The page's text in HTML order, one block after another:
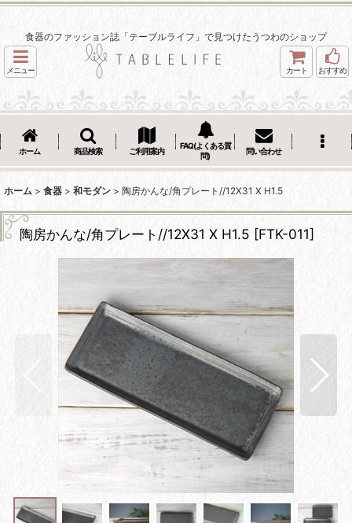
食器のファッション誌「テーブルライフ」で見つけたうつわのショップ
メニュー カート おすすめ
ホーム 商品検索 ご利用案内
FAQ(よくある質
問)
問い合わせ
ホーム > 食器 > 和モダン > 陶房かんな/角プレート//12X31 X H1.5
陶房かんな/角プレート//12X31 X H1.5 [FTK-011]